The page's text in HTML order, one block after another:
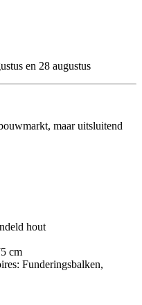
en 28 augustus
maar uitsluitend
hout
cm
Funderingsbalken,